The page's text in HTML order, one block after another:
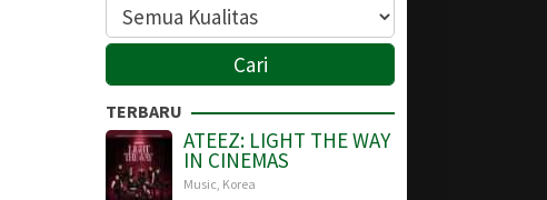
TERBARU
ATEEZ: LIGHT THE WAY
IN CINEMAS
Music, Korea